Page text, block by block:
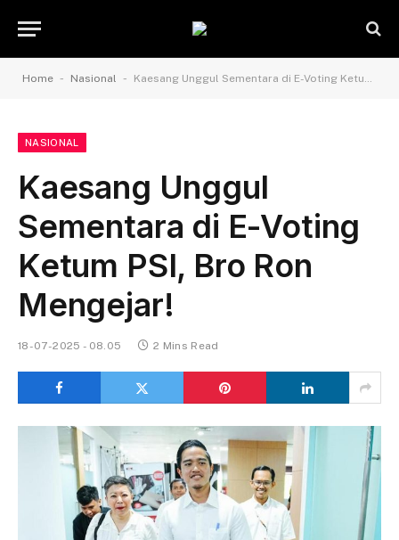
Home - Nasional - Kaesang Unggul Sementara di E-Voting Ketum PSI, Bro Ron Mengejar!
NASIONAL
Kaesang Unggul
Sementara di E-Voting
Ketum PSI, Bro Ron
Mengejar!
18-07-2025 - 08.05 2 Mins Read